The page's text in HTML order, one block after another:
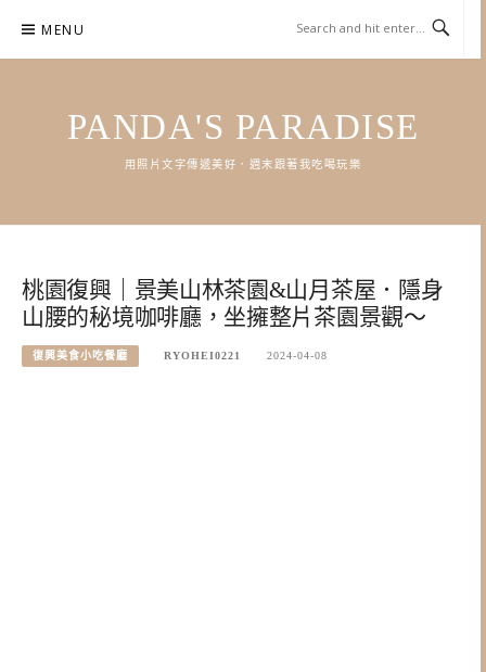
content
MENU
PANDA'S PARADISE
用照片文字傳遞美好．週末跟著我吃喝玩樂
桃園復興｜景美山林茶園&山月茶屋．隱身
山腰的秘境咖啡廳，坐擁整片茶園景觀～
復興美食小吃餐廳 RYOHEI0221 2024-04-08